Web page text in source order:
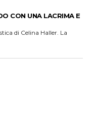
CON UNA LACRIMA E
di Celina Haller. La